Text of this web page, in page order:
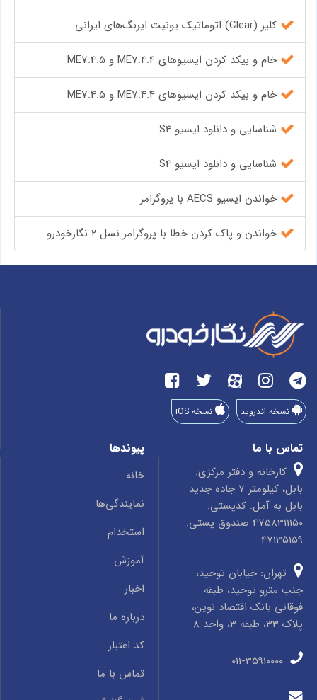
کلیر (Clear) اتوماتیک یونیت ایربگ‌های ایرانی
خام و بیکد کردن ایسیوهای ME7.4.4 و ME7.4.5
خام و بیکد کردن ایسیوهای ME7.4.4 و ME7.4.5
شناسایی و دانلود ایسیو S4
شناسایی و دانلود ایسیو S4
خواندن ایسیو AECS با پروگرامر
خواندن و پاک کردن خطا با پروگرامر نسل ۲ نگارخودرو
نسخه اندروید نسخه iOS
تماس با ما
کارخانه و دفتر مرکزی:
بابل، کیلومتر 7 جاده جدید
بابل به آمل. کدپستی:
4758311150 صندوق پستی:
47135159
تهران: خیابان توحید،
جنب مترو توحید، طبقه
فوقانی بانک اقتصاد نوین،
پلاک 33، طبقه 3، واحد 8
پیوندها
خانه
نمایندگی‌ها
استخدام
آموزش
اخبار
درباره ما
کد اعتبار
تماس با ما